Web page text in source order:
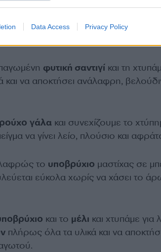
Data Access Privacy Policy
φυτική σαντιγίκαι τη
και να αποκτήσει ανάλαφρη,
γάλακαι συνεχίζουμε το
να γίνει λείο, πλούσιο και
το υποβρύχιο μαστίχας σε
εύκολα χωρίς να χάσει το
και το μέλι και χτυπάμε για
πλήρως όλα τα υλικά και να